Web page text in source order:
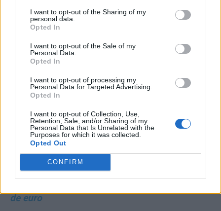
I want to opt-out of the Sharing of my
personal data.
Opted In
I want to opt-out of the Sale of my
Personal Data.
Opted In
I want to opt-out of processing my
Personal Data for Targeted Advertising.
Opted In
I want to opt-out of Collection, Use,
Retention, Sale, and/or Sharing of my
Personal Data that Is Unrelated with the
Purposes for which it was collected.
Opted Out
CONFIRM
Bolojan execută primul ”prizonier” de la PSD:
îl dă afară de la Hidroelectrica pe ”nășicul”
penal al lui Grindeanu! Avram-junior e inculpat
De unde a pornit furia ”Clanului de la
Craiova”: Bolojan a oprit ”conducta de bani” de
la buget pentru ”găurile negre” ale Olguței
Oana Țoiu pune capăt unei mari hoții a lui
de euro